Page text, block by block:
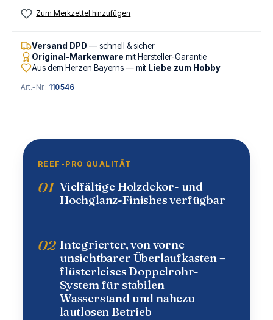
Zum Merkzettel hinzufügen
Versand DPD — schnell & sicher
Original-Markenware mit Hersteller-Garantie
Aus dem Herzen Bayerns — mit Liebe zum Hobby
Art.-Nr.: 110546
REEF-PRO QUALITÄT
01 Vielfältige Holzdekor- und
Hochglanz-Finishes verfügbar
02 Integrierter, von vorne
unsichtbarer Überlaufkasten –
flüsterleises Doppelrohr-
System für stabilen
Wasserstand und nahezu
lautlosen Betrieb